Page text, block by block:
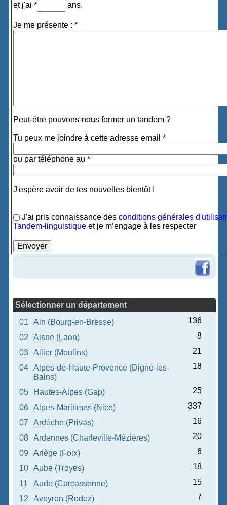
et j'ai * ans.
Je me présente : *
Peut-être pouvons-nous former un tandem ?
Tu peux me joindre à cette adresse email *
ou par téléphone au *
J'espère avoir de tes nouvelles bientôt !
J'ai pris connaissance desconditions générales
Tandem-linguistique et je m’engage à les respecter
Sélectionner un département
01
Ain (Bourg-en-Bresse)
136
02
Aisne (Laon)
8
03
Allier (Moulins)
21
04
Alpes-de-Haute-Provence (Digne-les-
Bains)
18
05 Hautes-Alpes (Gap)
25
06
Alpes-Maritimes (Nice)
337
07
Ardèche (Privas)
16
08
Ardennes (Charleville-Mézières)
20
09
Ariège (Foix)
6
10
Aube (Troyes)
18
11
Aude (Carcassonne)
15
12
Aveyron (Rodez) 7